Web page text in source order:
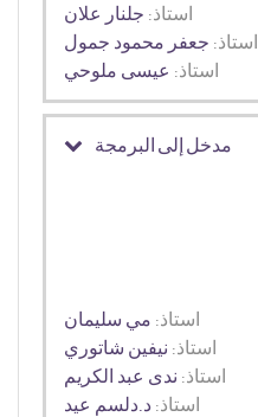
استاذ: جلنار علان
استاذ: جعفر محمود جمول
استاذ: عيسى ملوحي
مدخل إلى البرمجة
استاذ: مي سليمان
استاذ: نيفين شاتوري
استاذ: ندى عبد الكريم
استاذ: د.دلسم عيد